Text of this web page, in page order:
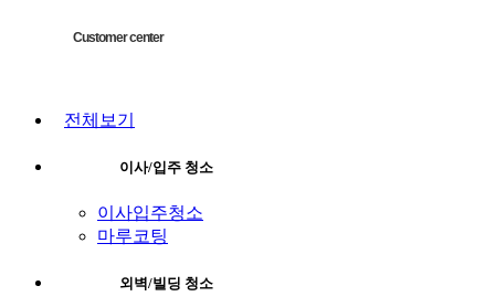
Customer center
전체보기
이사/입주 청소
이사입주청소
마루코팅
외벽/빌딩 청소